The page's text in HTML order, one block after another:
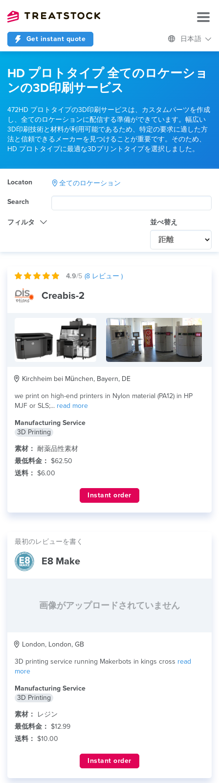
Get instant quote 日本語
HD プロトタイプ 全てのロケーショ
ンの3D印刷サービス
472HD プロトタイプの3D印刷サービスは、カスタムパーツを作成
し、全てのロケーションに配信する準備ができています。幅広い
3D印刷技術と材料が利用可能であるため、特定の要求に適した方
法と信頼できるメーカーを見つけることが重要です。そのため、
HD プロトタイプに最適な3Dプリントタイプを選択しました。
Locaton 全てのロケーション
Search
フィルタ 並べ替え
国際
テクノロジー
素材
4.9/5 (8 レビュー )
Creabis-2
Kirchheim bei München, Bayern, DE
we print on high-end printers in Nylon material (PA12) in HP
MJF or SLS;... read more
Manufacturing Service
3D Printing
素材： 耐薬品性素材
最低料金： $62.50
送料： $6.00
Instant order
最初のレビューを書く
E8 Make
画像がアップロードされていません
London, London, GB
3D printing service running Makerbots in kings cross read
more
Manufacturing Service
3D Printing
素材：
レジン
最低料金： $12.99
送料： $10.00
Instant order